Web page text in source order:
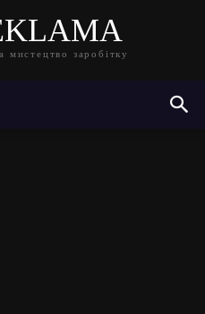
мистецтво заробітку